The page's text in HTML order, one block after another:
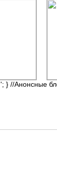
'; } //Анонсные